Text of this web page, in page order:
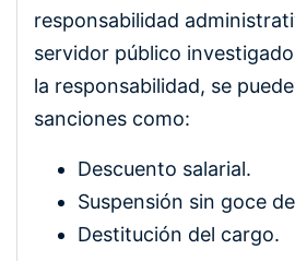
responsabilidad
servidor público
la responsabilidad, se
sanciones como:
Descuento salarial.
Suspensión sin goce
Destitución del cargo.